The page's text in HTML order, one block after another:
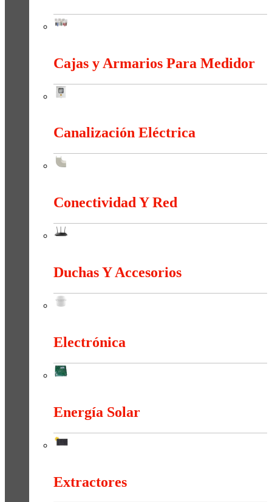
Cajas y Armarios Para Medidor
Canalización Eléctrica
Conectividad Y Red
Duchas Y Accesorios
Electrónica
Energía Solar
Extractores